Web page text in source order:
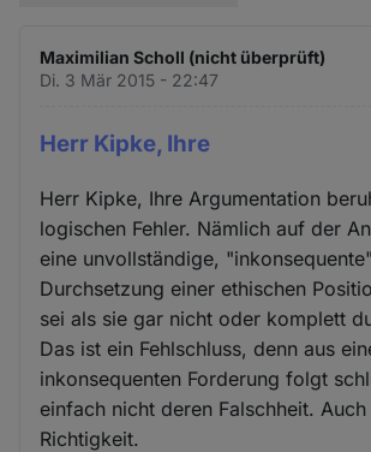
Maximilian Scholl (nicht überprüft)
Di. 3 Mär 2015 - 22:47
Herr Kipke, Ihre
Herr Kipke, Ihre Argumentation
logischen Fehler. Nämlich auf der
eine unvollständige, "inkonsequente"
Durchsetzung einer ethischen
sei als sie gar nicht oder komplett
Das ist ein Fehlschluss, denn aus
inkonsequenten Forderung folgt
einfach nicht deren Falschheit.
Richtigkeit.